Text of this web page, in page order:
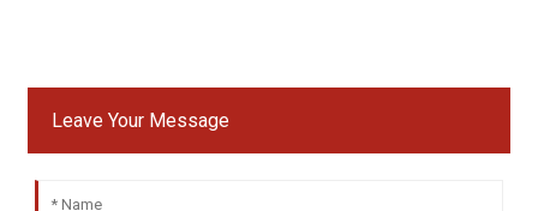
Leave Your Message